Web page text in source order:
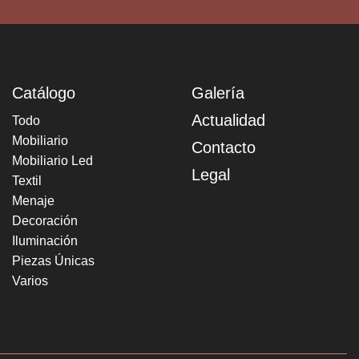
Catálogo
Todo
Mobiliario
Mobiliario Led
Textil
Menaje
Decoración
Iluminación
Piezas Únicas
Varios
Galería
Actualidad
Contacto
Legal